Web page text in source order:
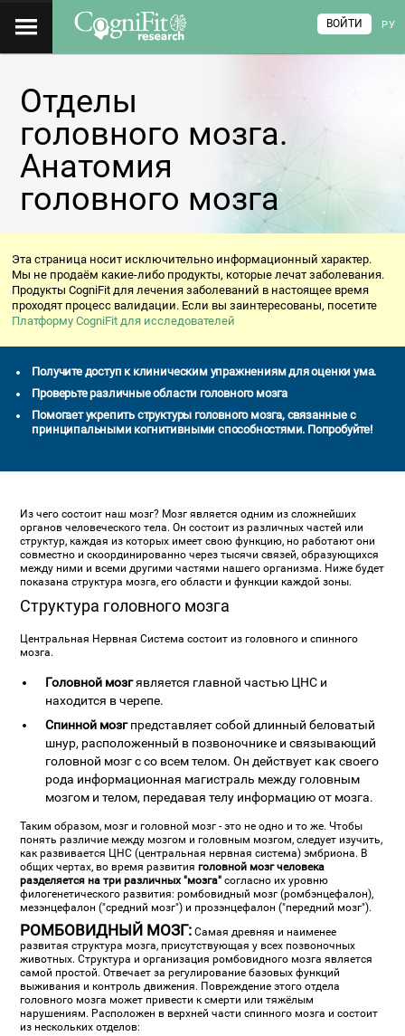
РУ
ВОЙТИ
Отделы
головного мозга.
Анатомия
головного мозга
Эта страница носит исключительно информационный характер.
Мы не продаём какие-либо продукты, которые лечат заболевания.
Продукты CogniFit для лечения заболеваний в настоящее время
проходят процесс валидации. Если вы заинтересованы, посетите
Платформу CogniFit для исследователей
Получите доступ к клиническим упражнениям для оценки ума.
Проверьте различные области головного мозга
Помогает укрепить структуры головного мозга, связанные с
принципальными когнитивными способностями. Попробуйте!
Из чего состоит наш мозг? Мозг является одним из сложнейших
органов человеческого тела. Он состоит из различных частей или
структур, каждая из которых имеет свою функцию, но работают они
совместно и скоординированно через тысячи связей, образующихся
между ними и всеми другими частями нашего организма. Ниже будет
показана структура мозга, его области и функции каждой зоны.
Структура головного мозга
Центральная Нервная Система состоит из головного и спинного
мозга.
Головной мозгявляется главной частью ЦНС и
находится в черепе.
Спинной мозгпредставляет собой длинный беловатый
шнур, расположенный в позвоночнике и связывающий
головной мозг с со всем телом. Он действует как своего
рода информационная магистраль между головным
мозгом и телом, передавая телу информацию от мозга.
Таким образом, мозг и головной мозг - это не одно и то же. Чтобы
понять различие между мозгом и головным мозгом, следует изучить,
как развивается ЦНС (центральная нервная система) эмбриона. В
общих чертах, во время развитияголовной мозг человека
разделяется на три различных "мозга" согласно их уровню
филогенетического развития: ромбовидный мозг (ромбэнцефалон),
мезэнцефалон ("средний мозг") и прозэнцефалон ("передний мозг").
РОМБОВИДНЫЙ МОЗГ: Самая древняя и наименее
развитая структура мозга, присутствующая у всех позвоночных
животных. Структура и организация ромбовидного мозга является
самой простой. Отвечает за регулирование базовых функций
выживания и контроль движения. Повреждение этого отдела
головного мозга может привести к смерти или тяжёлым
нарушениям. Расположен в верхней части спинного мозга и состоит
из нескольких отделов: